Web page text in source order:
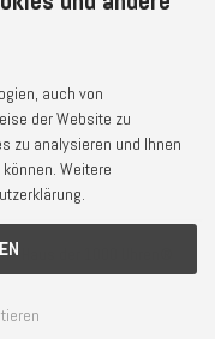
- Haus der 1000 Uhren®
auch von
der Website zu
zu analysieren und Ihnen
Weitere